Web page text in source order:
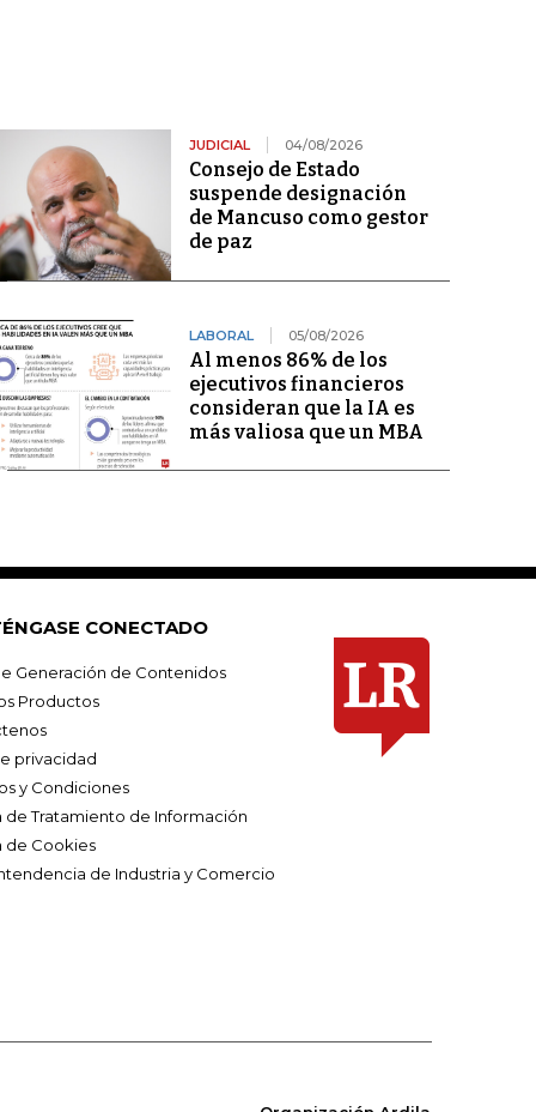
JUDICIAL 04/08/2026
Consejo de Estado
suspende designación
de Mancuso como gestor
de paz
LABORAL 05/08/2026
Al menos 86% de los
ejecutivos financieros
consideran que la IA es
más valiosa que un MBA
CONECTADO
Generación de Contenidos
Productos
privacidad
y Condiciones
de Tratamiento de Información
de Cookies
de Industria y Comercio